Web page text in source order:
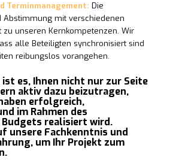
Terminmanagement: Die
Abstimmung mit verschiedenen
zu unseren Kernkompetenzen. Wir
alle Beteiligten synchronisiert sind
reibungslos vorangehen.
es, Ihnen nicht nur zur Seite
aktiv dazu beizutragen,
erfolgreich,
im Rahmen des
realisiert wird.
unsere Fachkenntnis und
um Ihr Projekt zum